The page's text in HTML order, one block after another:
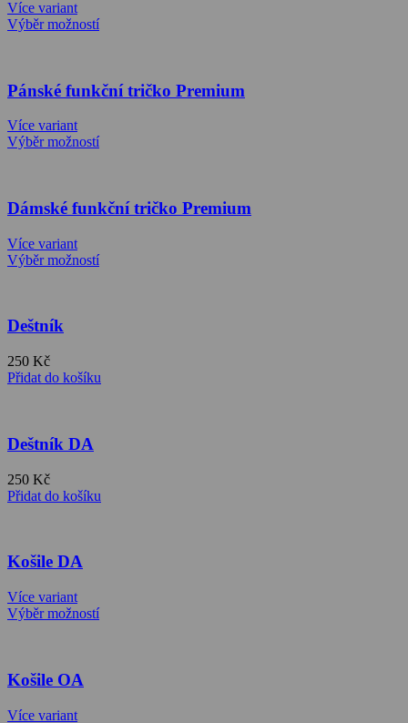
Více variant
Výběr možností
Pánské funkční tričko Premium
Více variant
Výběr možností
Dámské funkční tričko Premium
Více variant
Výběr možností
Deštník
250 Kč
Přidat do košíku
Deštník DA
250 Kč
Přidat do košíku
Košile DA
Více variant
Výběr možností
Košile OA
Více variant